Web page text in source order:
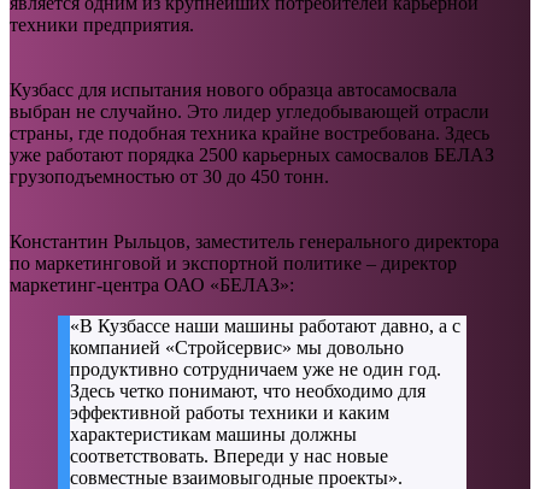
техники предприятия.
Кузбасс для испытания нового образца автосамосвала
выбран не случайно. Это лидер угледобывающей отрасли
страны, где подобная техника крайне востребована. Здесь
уже работают порядка 2500 карьерных самосвалов БЕЛАЗ
грузоподъемностью от 30 до 450 тонн.
Константин Рыльцов, заместитель генерального директора
по маркетинговой и экспортной политике – директор
маркетинг-центра ОАО «БЕЛАЗ»:
«В Кузбассе наши машины работают давно, а с
компанией «Стройсервис» мы довольно
продуктивно сотрудничаем уже не один год.
Здесь четко понимают, что необходимо для
эффективной работы техники и каким
характеристикам машины должны
соответствовать. Впереди у нас новые
совместные взаимовыгодные проекты».